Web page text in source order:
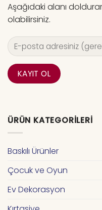
Aşağıdaki alanı
olabilirsiniz.
ÜRÜN KATEGORILERI
Baskılı Ürünler
Çocuk ve Oyun
Ev Dekorasyon